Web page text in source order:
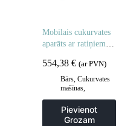
Mobilais cukurvates
aparāts ar ratiņiem uz
554,38 € (ar PVN)
Bārs Cukurvates
mašīnas
Pievienot
Grozam